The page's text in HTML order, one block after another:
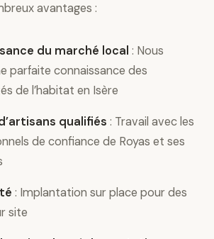
avantages :
du marché local : Nous
parfaite connaissance des
de l’habitat en Isère
qualifiés : Travail avec les
de confiance de Royas et ses
: Implantation sur place pour des
site